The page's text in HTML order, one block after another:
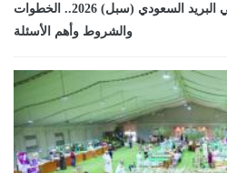
تحديث العنوان الوطني في البريد السعودي (سبل) 2026.. الخطوات
والشروط وأهم الأسئلة